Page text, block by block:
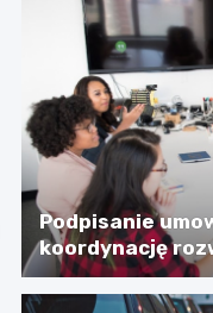
Podpisanie
koordynację
Koszalin